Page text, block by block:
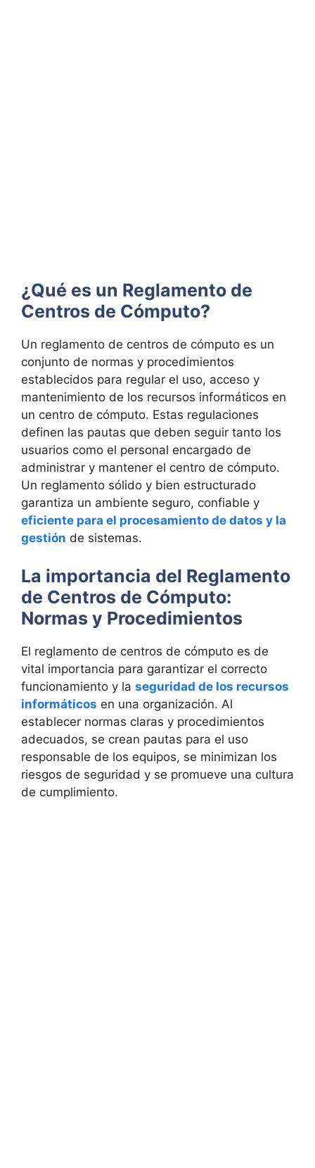
¿Qué es un Reglamento de
Centros de Cómputo?
Un reglamento de centros de cómputo es un
conjunto de normas y procedimientos
establecidos para regular el uso, acceso y
mantenimiento de los recursos informáticos en
un centro de cómputo. Estas regulaciones
definen las pautas que deben seguir tanto los
usuarios como el personal encargado de
administrar y mantener el centro de cómputo.
Un reglamento sólido y bien estructurado
garantiza un ambiente seguro, confiable y
eficiente para el procesamiento de datos y la
gestión de sistemas.
La importancia del Reglamento
de Centros de Cómputo:
Normas y Procedimientos
El reglamento de centros de cómputo es de
vital importancia para garantizar el correcto
funcionamiento y la seguridad de los recursos
informáticos en una organización. Al
establecer normas claras y procedimientos
adecuados, se crean pautas para el uso
responsable de los equipos, se minimizan los
riesgos de seguridad y se promueve una cultura
de cumplimiento.